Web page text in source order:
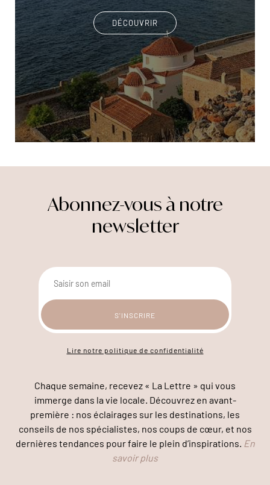
DÉCOUVRIR
Abonnez-vous à notre
newsletter
Lire notre politique de confidentialité
Chaque semaine, recevez « La Lettre » qui vous
immerge dans la vie locale. Découvrez en avant-
première : nos éclairages sur les destinations, les
conseils de nos spécialistes, nos coups de cœur, et nos
dernières tendances pour faire le plein d’inspirations. En
savoir plus